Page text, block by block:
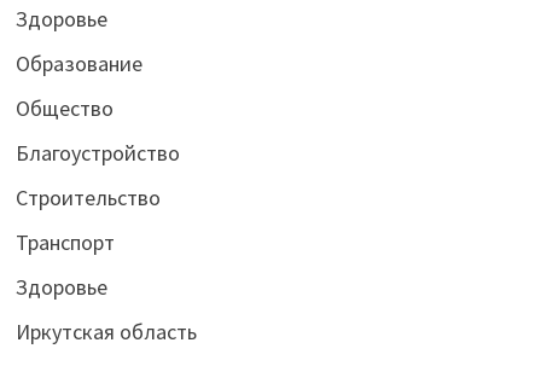
Здоровье
Образование
Общество
Благоустройство
Строительство
Транспорт
Здоровье
Иркутская область